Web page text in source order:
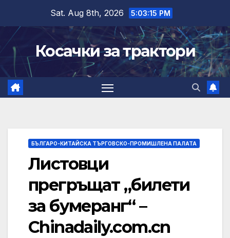
content
Sat. Aug 8th, 2026 5:03:16 PM
Косачки за трактори
БЪЛГАРО-КИТАЙСКА ТЪРГОВСКО-ПРОМИШЛЕНА ПАЛАТА
Листовци
прегръщат „билети
за бумеранг“ –
Chinadaily.com.cn